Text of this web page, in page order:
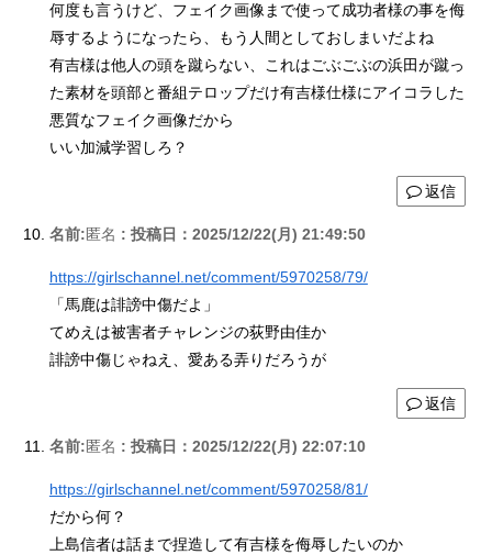
何度も言うけど、フェイク画像まで使って成功者様の事を侮
辱するようになったら、もう人間としておしまいだよね
有吉様は他人の頭を蹴らない、これはごぶごぶの浜田が蹴っ
た素材を頭部と番組テロップだけ有吉様仕様にアイコラした
悪質なフェイク画像だから
いい加減学習しろ？
返信
名前:匿名 : 投稿日：2025/12/22(月) 21:49:50
https://girlschannel.net/comment/5970258/79/
「馬鹿は誹謗中傷だよ」
てめえは被害者チャレンジの荻野由佳か
誹謗中傷じゃねえ、愛ある弄りだろうが
返信
名前:匿名 : 投稿日：2025/12/22(月) 22:07:10
https://girlschannel.net/comment/5970258/81/
だから何？
上島信者は話まで捏造して有吉様を侮辱したいのか